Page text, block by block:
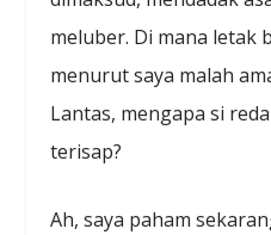
meluber. Di mana letak
menurut saya malah
Lantas, mengapa si
terisap?
Ah, saya paham